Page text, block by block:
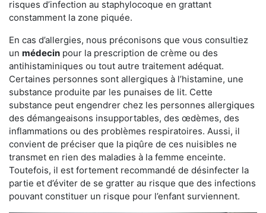
risques d’infection au staphylocoque en grattant
constamment la zone piquée.
En cas d’allergies, nous préconisons que vous consultiez
un médecin pour la prescription de crème ou des
antihistaminiques ou tout autre traitement adéquat.
Certaines personnes sont allergiques à l’histamine, une
substance produite par les punaises de lit. Cette
substance peut engendrer chez les personnes allergiques
des démangeaisons insupportables, des œdèmes, des
inflammations ou des problèmes respiratoires. Aussi, il
convient de préciser que la piqûre de ces nuisibles ne
transmet en rien des maladies à la femme enceinte.
Toutefois, il est fortement recommandé de désinfecter la
partie et d’éviter de se gratter au risque que des infections
pouvant constituer un risque pour l’enfant surviennent.